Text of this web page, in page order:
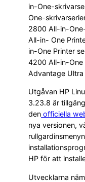
in-One-
One-
2800 All-in-
All-in- One
in-One Printer
4200 All-in-One
Advantage
Utgåvan HP
3.23.8 är
den officiella
nya versionen,
HP för att
Utvecklarna